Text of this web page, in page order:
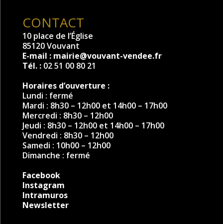
CONTACT
10 place de l’Église
85120 Vouvant
E-mail : mairie@vouvant-vendee.fr
Tél. : 02 51 00 80 21
Horaires d’ouverture :
Lundi : fermé
Mardi : 8h30 – 12h00 et 14h00 – 17h00
Mercredi : 8h30 – 12h00
Jeudi : 8h30 – 12h00 et 14h00 – 17h00
Vendredi : 8h30 – 12h00
Samedi : 10h00 – 12h00
Dimanche : fermé
Facebook
Instagram
Intramuros
Newsletter